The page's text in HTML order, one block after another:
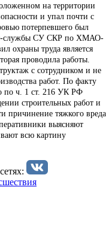
на территории
и упал почти с
потерпевшего был
службы СУ СКР по ХМАО-
охраны труда является
проводила работы.
с сотрудником и не
работ. По факту
по ч. 1 ст. 216 УК РФ
строительных работ и
причинение тяжкого вреда
выясняют
всю картину